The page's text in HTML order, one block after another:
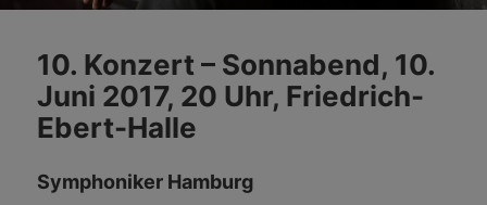
10. Konzert – Sonnabend, 10.
Juni 2017, 20 Uhr, Friedrich-
Ebert-Halle
Symphoniker Hamburg